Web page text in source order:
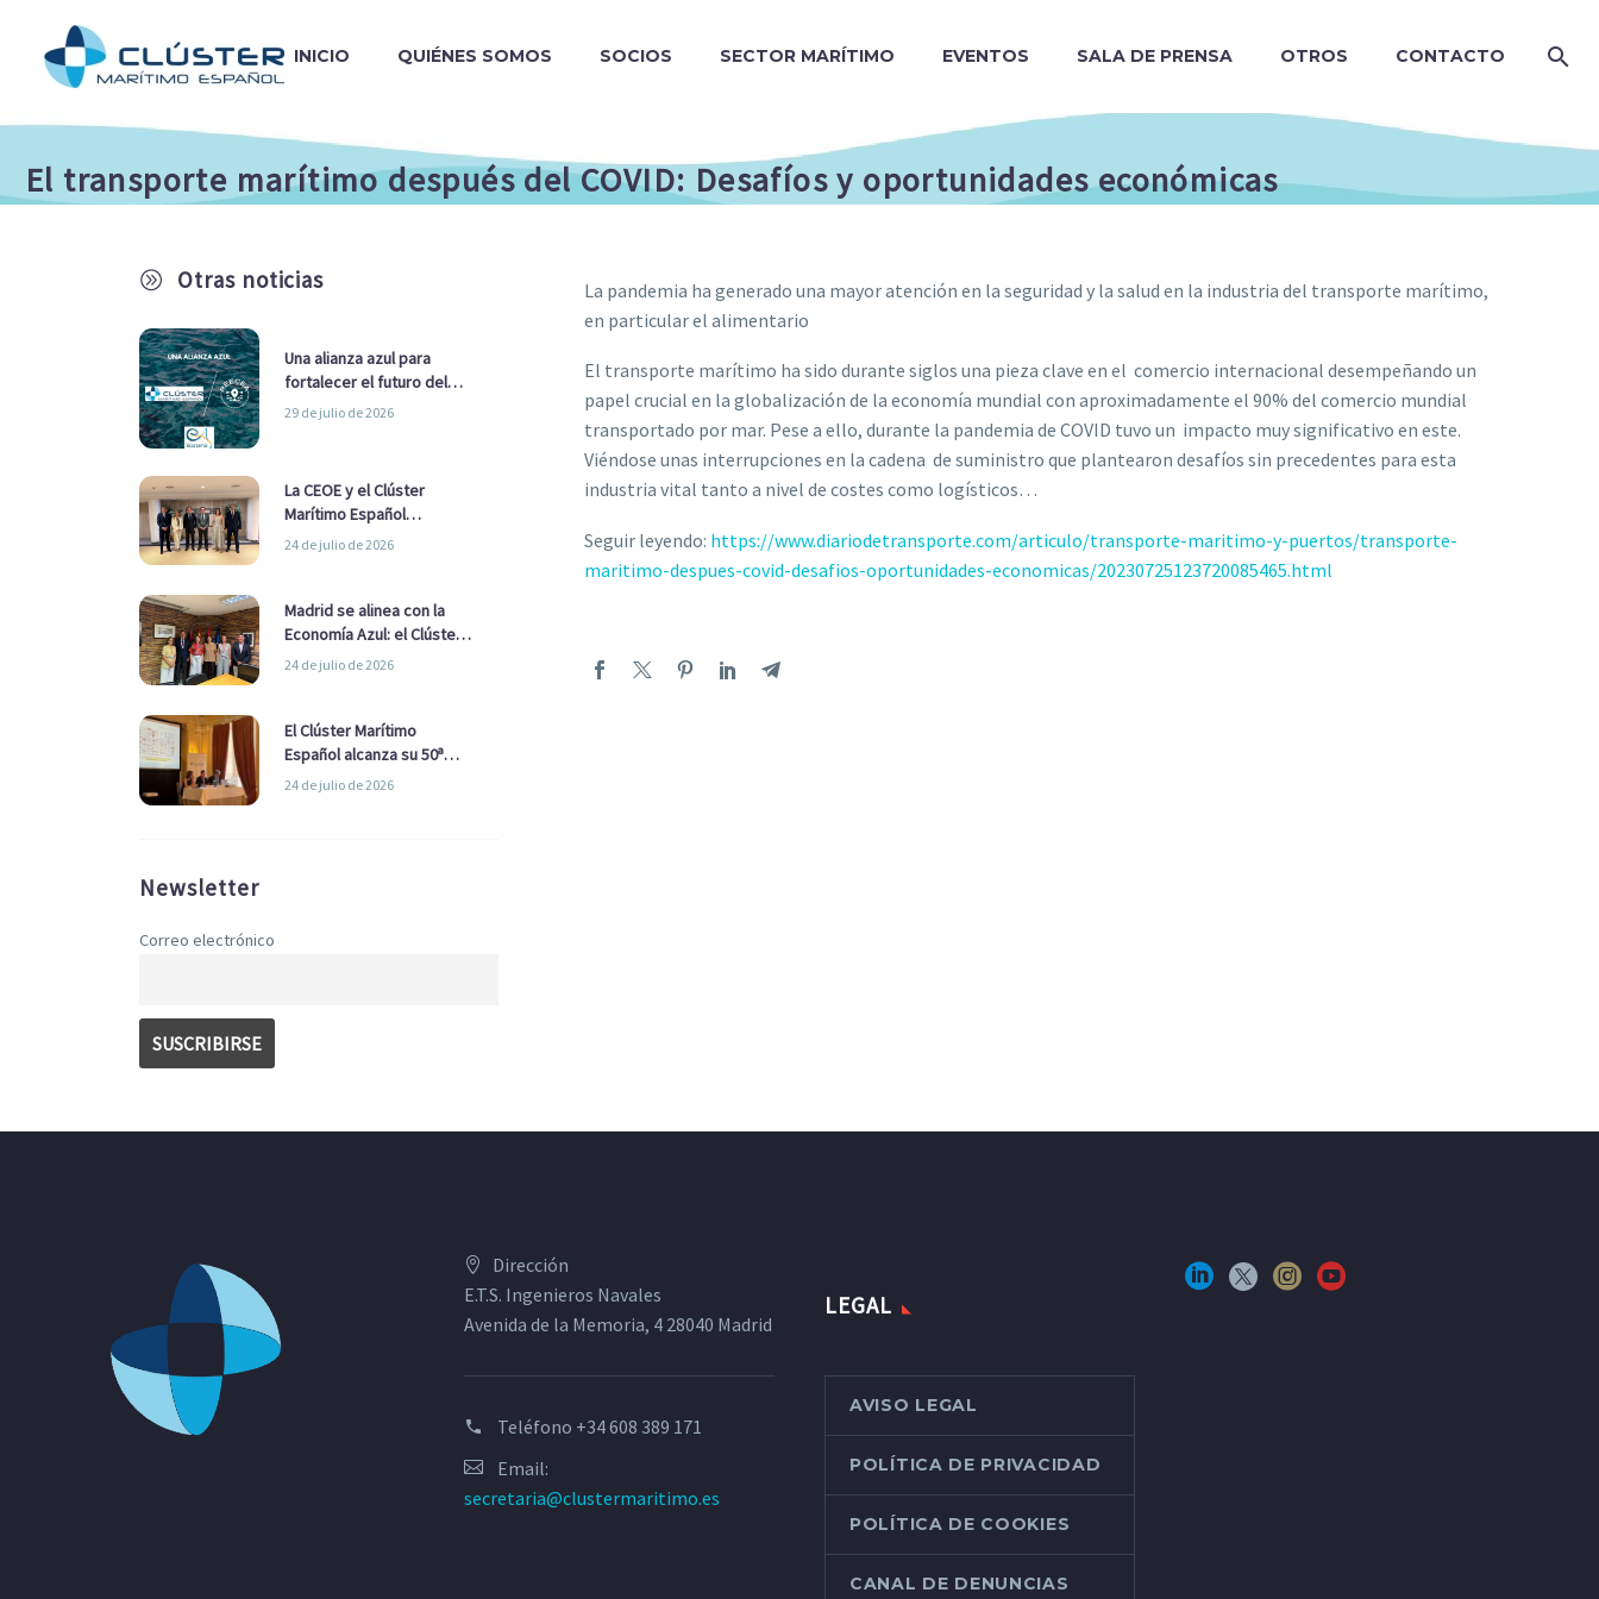
INICIO QUIÉNES SOMOS SOCIOS SECTOR MARÍTIMO EVENTOS SALA DE PRENSA OTROS CONTACTO
El transporte marítimo después del COVID: Desafíos y oportunidades económicas
A Otras noticias
Una alianza azul para
fortalecer el futuro del
sector marítimo
29 de julio de 2026
La CEOE y el Clúster
Marítimo Español
refuerzan su alianza para
24 de julio de 2026
Madrid se alinea con la
Economía Azul: el Clúster
Marítimo Español y la Real
Ayuntamiento
24 de julio de 2026
El Clúster Marítimo
Español alcanza su 50ª
Asamblea reafirmando su
24 de julio de 2026
Newsletter
Correo electrónico
La pandemia ha generado una mayor atención en la seguridad y la salud en la industria del transporte marítimo,
en particular el alimentario
El transporte marítimo ha sido durante siglos una pieza clave en el comercio internacional desempeñando un
papel crucial en la globalización de la economía mundial con aproximadamente el 90% del comercio mundial
transportado por mar. Pese a ello, durante la pandemia de COVID tuvo un impacto muy significativo en este.
Viéndose unas interrupciones en la cadena de suministro que plantearon desafíos sin precedentes para esta
industria vital tanto a nivel de costes como logísticos…
Seguir leyendo: https://www.diariodetransporte.com/articulo/transporte-maritimo-y-puertos/transporte-
maritimo-despues-covid-desafios-oportunidades-economicas/20230725123720085465.html
Dirección
E.T.S. Ingenieros Navales
Avenida de la Memoria, 4 28040 Madrid
Teléfono +34 608 389 171
Email:
secretaria@clustermaritimo.es
LEGAL
AVISO LEGAL
POLÍTICA DE PRIVACIDAD
POLÍTICA DE COOKIES
CANAL DE DENUNCIAS